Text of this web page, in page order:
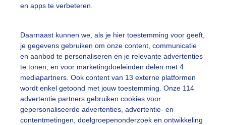
en apps te verbeteren.
Daarnaast kunnen we, als je hier toestemming voor geeft,
je gegevens gebruiken om onze content, communicatie
en aanbod te personaliseren en je relevante advertenties
te tonen, en voor marketingdoeleinden delen met 4
mediapartners. Ook content van 13 externe platformen
wordt enkel getoond met jouw toestemming. Onze 114
advertentie partners gebruiken cookies voor
gepersonaliseerde advertenties, advertentie- en
contentmetingen, doelgroepenonderzoek en ontwikkeling
Zwakkewind
slideshow